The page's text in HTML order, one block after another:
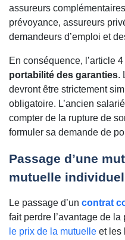
assureurs
prévoyance, assureurs
demandeurs d’emploi et
En conséquence, l’article
portabilité des garanties.
devront être strictement
obligatoire. L’ancien
compter de la rupture de
formuler sa demande de
Passage d’une
mutuelle
Le passage d’un contrat
fait perdre l’avantage de
le prix de la mutuelle et les